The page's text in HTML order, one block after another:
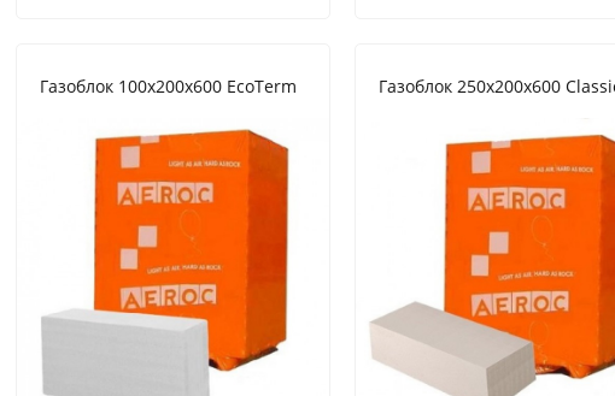
Газоблок 100х200х600 EcoTerm Газоблок 250х200х600